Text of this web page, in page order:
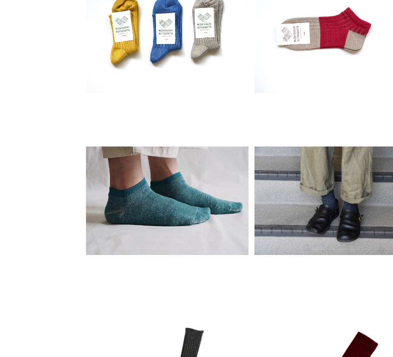
【Mサイズ】 リネンリブソックス / NISHIGUC
HI KUTSUSHITA
¥1,760
【Mサイズ】 リネンコットンアンクレット
HIGUCHI KUTSUSHITA
¥1,540
【Mサイズ】 リネンコットンパイルアンクレッ
ト / NISHIGUCHI KUTSUSHITA
¥1,870
完売しました【Mサイズ】 リスペクトコットン
リブソックス / NISHIGUCHI
A
¥1,650
SOLD OUT